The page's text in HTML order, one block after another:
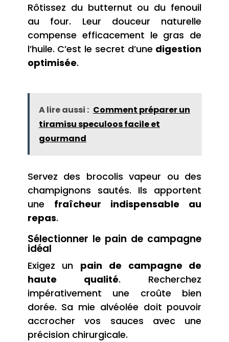
Rôtissez du butternut ou du fenouil
au four. Leur douceur naturelle
compense efficacement le gras de
l’huile. C’est le secret d’une digestion
optimisée.
A lire aussi : Comment préparer un
tiramisu speculoos facile et
gourmand
Servez des brocolis vapeur ou des
champignons sautés. Ils apportent
une fraîcheur indispensable au
repas.
Sélectionner le pain de campagne
idéal
Exigez un pain de campagne de
haute qualité. Recherchez
impérativement une croûte bien
dorée. Sa mie alvéolée doit pouvoir
accrocher vos sauces avec une
précision chirurgicale.